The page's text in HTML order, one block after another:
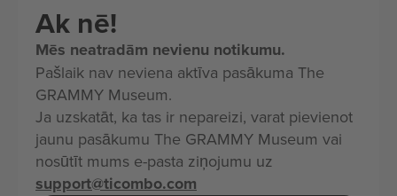
Ak nē!
Mēs neatradām nevienu notikumu.
Pašlaik nav neviena aktīva pasākuma The
GRAMMY Museum.
Ja uzskatāt, ka tas ir nepareizi, varat pievienot
jaunu pasākumu The GRAMMY Museum vai
nosūtīt mums e-pasta ziņojumu uz
support@ticombo.com